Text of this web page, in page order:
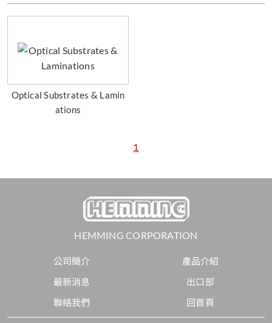
Optical Substrates & Lamin
ations
1
HEMMING CORPORATION
公司簡介
產品介紹
最新消息
出口部
聯絡我們
回首頁